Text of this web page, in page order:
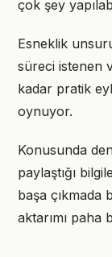
çok şey
Esneklik
süreci istenen
kadar pratik
oynuyor.
Konusunda
paylaştığı
başa çıkmada
aktarımı paha